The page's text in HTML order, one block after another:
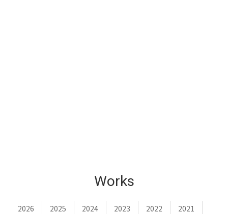
Works
2026 2025 2024 2023 2022
2021